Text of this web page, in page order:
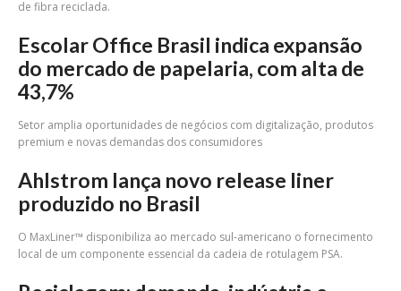
de fibra reciclada.
Escolar Office Brasil indica expansão
do mercado de papelaria, com alta de
43,7%
Setor amplia oportunidades de negócios com digitalização, produtos
premium e novas demandas dos consumidores
Ahlstrom lança novo release liner
produzido no Brasil
O MaxLiner™ disponibiliza ao mercado sul-americano o fornecimento
local de um componente essencial da cadeia de rotulagem PSA.